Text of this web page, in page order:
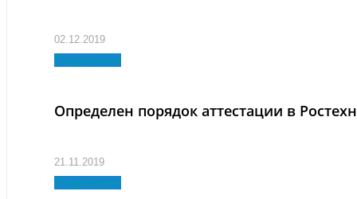
02.12.2019
Подробнее
Определен порядок аттестации в
21.11.2019
Подробнее